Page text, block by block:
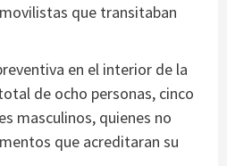
que transitaban
en el interior de la
de ocho personas, cinco
masculinos, quienes no
que acreditaran su